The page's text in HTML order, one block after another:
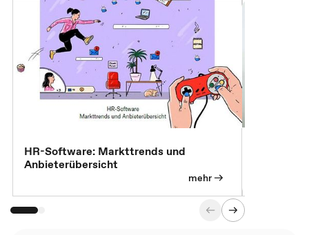
HR-Software: Markttrends und
Anbieterübersicht
mehr